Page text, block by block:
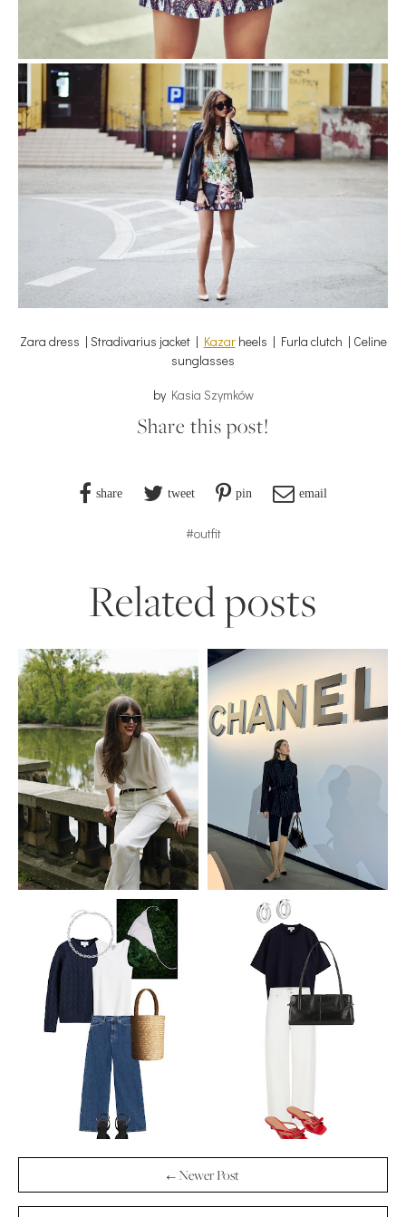
Zara dress | Stradivarius jacket | Kazarheels | Furla clutch | Celine
sunglasses
by Kasia Szymków
Share this post!
share tweet pin email
#outfit
Related posts
← Newer Post